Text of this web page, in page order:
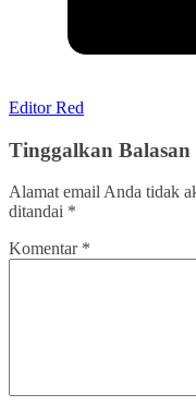
Editor Red
Tinggalkan Balasan
Alamat email Anda tidak
ditandai *
Komentar *